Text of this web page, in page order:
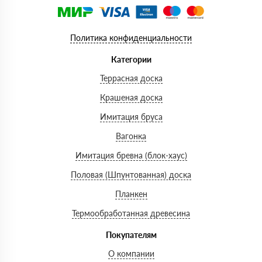
Политика конфиденциальности
Категории
Террасная доска
Крашеная доска
Имитация бруса
Вагонка
Имитация бревна (блок-хаус)
Половая (Шпунтованная) доска
Планкен
Термообработанная древесина
Покупателям
О компании